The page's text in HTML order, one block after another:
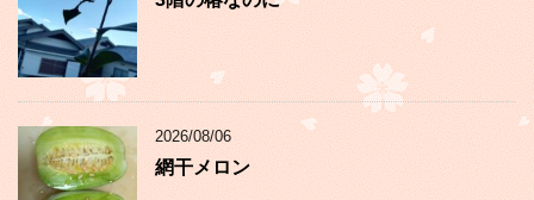
2026/08/06
網干メロン